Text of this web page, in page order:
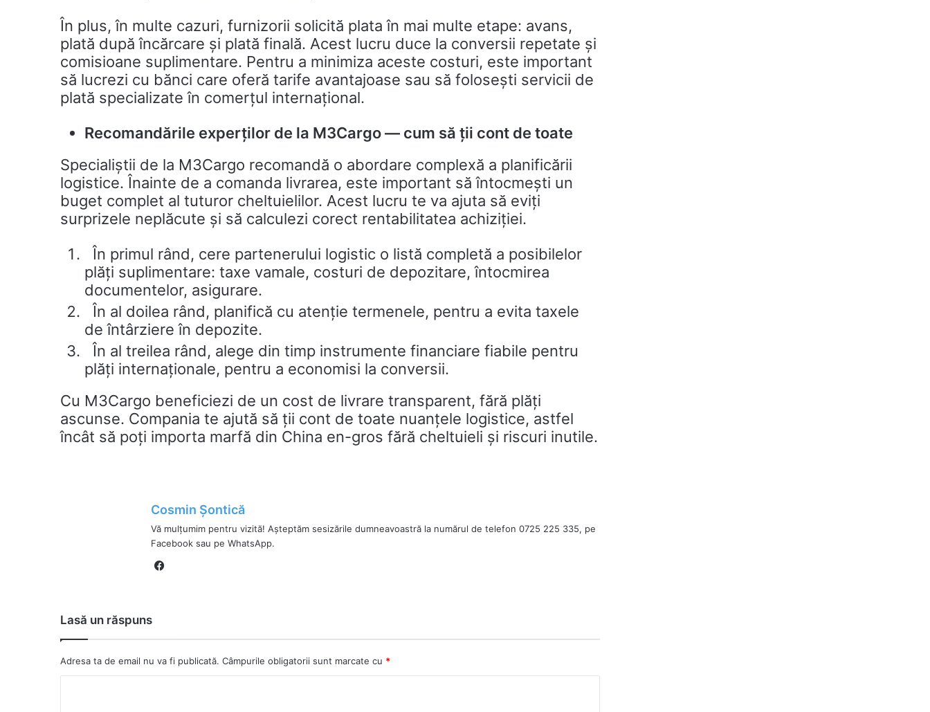
În plus, în multe cazuri, furnizorii solicită plata în mai multe etape: avans,
plată după încărcare și plată finală. Acest lucru duce la conversii repetate și
comisioane suplimentare. Pentru a minimiza aceste costuri, este important
să lucrezi cu bănci care oferă tarife avantajoase sau să folosești servicii de
plată specializate în comerțul internațional.
Recomandările experților de la M3Cargo — cum să ții cont de toate
Specialiștii de la M3Cargo recomandă o abordare complexă a planificării
logistice. Înainte de a comanda livrarea, este important să întocmești un
buget complet al tuturor cheltuielilor. Acest lucru te va ajuta să eviți
surprizele neplăcute și să calculezi corect rentabilitatea achiziției.
În primul rând, cere partenerului logistic o listă completă a posibilelor
plăți suplimentare: taxe vamale, costuri de depozitare, întocmirea
documentelor, asigurare.
În al doilea rând, planifică cu atenție termenele, pentru a evita taxele
de întârziere în depozite.
În al treilea rând, alege din timp instrumente financiare fiabile pentru
plăți internaționale, pentru a economisi la conversii.
Cu M3Cargo beneficiezi de un cost de livrare transparent, fără plăți
ascunse. Compania te ajută să ții cont de toate nuanțele logistice, astfel
încât să poți importa marfă din China en-gros fără cheltuieli și riscuri inutile.
Cosmin Șontică
Vă mulțumim pentru vizită! Așteptăm sesizările dumneavoastră la numărul de telefon 0725 225 335, pe
Facebook sau pe WhatsApp.
Lasă un răspuns
Adresa ta de email nu va fi publicată. Câmpurile obligatorii sunt marcate cu *